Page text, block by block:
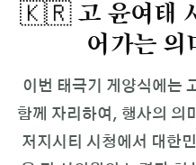
🇰🇷 고 윤여태
어가는 의
이번 태극기 게양식에는
함께 자리하여, 행사의 의
저지시티 시청에서 대한